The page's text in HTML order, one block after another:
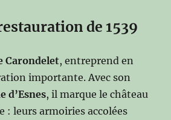
de 1539
Carondelet, entreprend en
importante. Avec son
d’Esnes, il marque le château
: leurs armoiries accolées